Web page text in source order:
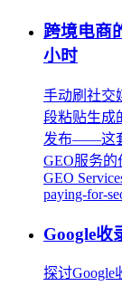
跨境电商
小时
手动刷社交
段粘贴生成
发布——这
GEO服务的
GEO
paying-for-
Google收
探讨